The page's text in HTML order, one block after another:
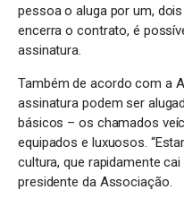
pessoa o aluga por um,
encerra o contrato, é
assinatura.
Também de acordo com a
assinatura podem ser
básicos – os chamados
equipados e luxuosos.
cultura, que rapidamente
presidente da Associação.